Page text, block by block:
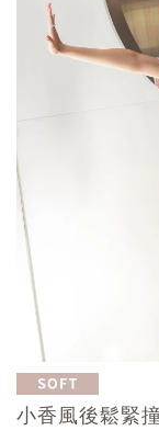
小香風後鬆緊